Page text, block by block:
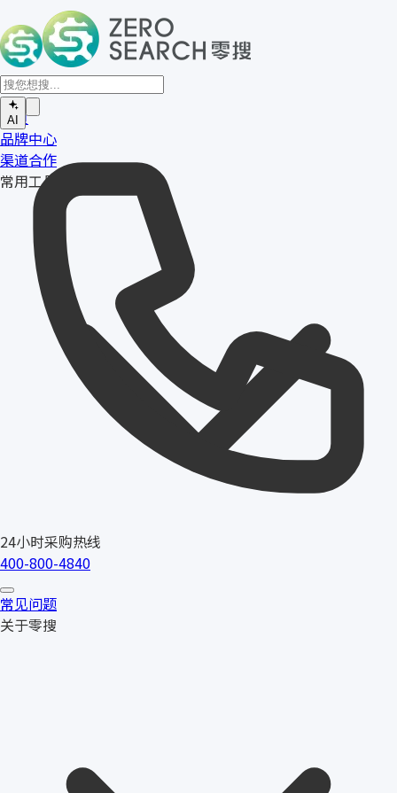
AI
24小时采购热线
400-800-4840
首页
品牌中心
渠道合作
常用工具
常见问题
关于零搜